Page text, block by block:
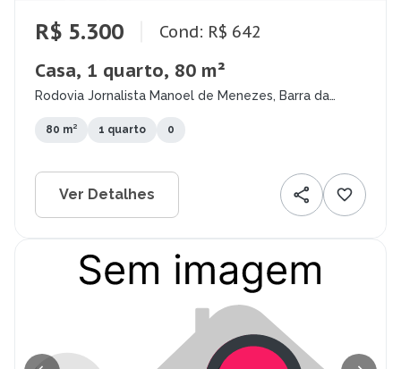
R$ 5.300 Cond: R$ 642
Casa, 1 quarto, 80 m²
Rodovia Jornalista Manoel de Menezes, Barra da
80 m² 1 quarto 0
Ver Detalhes